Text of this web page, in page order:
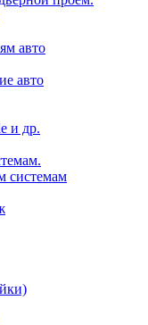
авто
авто
и др.
системам